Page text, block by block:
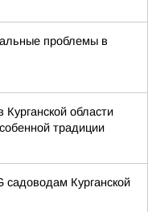
проблемы в
области
традиции
Курганской